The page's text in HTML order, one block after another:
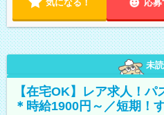
気になる！ 応募
未読
【在宅OK】レア求人！
＊時給1900円～／短期！